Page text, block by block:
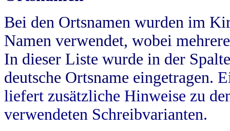
Bei den Ortsnamen wurden im
Namen verwendet, wobei
In dieser Liste wurde in der
deutsche Ortsname eingetragen.
liefert zusätzliche Hinweise zu
verwendeten Schreibvarianten.